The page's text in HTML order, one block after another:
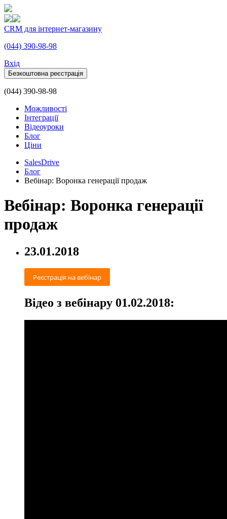
CRM для інтернет-магазину
(044) 390-98-98
Вхiд
Безкоштовна реєстрація
(044) 390-98-98
Можливості
Інтеграції
Відеоуроки
Блог
Ціни
SalesDrive
Блог
Вебінар: Воронка генерації продаж
Вебінар: Воронка генерації
продаж
23.01.2018
Реєстрація на вебінар
Відео з вебінару 01.02.2018: